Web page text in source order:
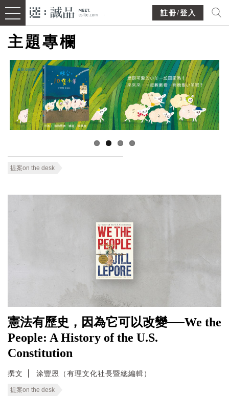
註冊/登入
主題專欄
提案on the desk
憲法有歷史，因為它可以改變──We the
People: A History of the U.S.
Constitution
撰文 涂豐恩（有理文化社長暨總編輯）
提案on the desk